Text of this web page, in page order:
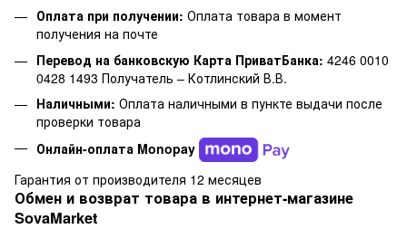
Оплата при получении: Оплата товара в момент
получения на почте
Перевод на банковскую Карта ПриватБанка: 4246 0010
0428 1493 Получатель – Котлинский В.В.
Наличными: Оплата наличными в пункте выдачи после
проверки товара
Онлайн-оплата Monopay
Гарантия от производителя 12 месяцев
Обмен и возврат товара в интернет-магазине
SovaMarket